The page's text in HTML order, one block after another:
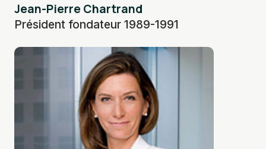
Jean-Pierre Chartrand
Président fondateur 1989-1991